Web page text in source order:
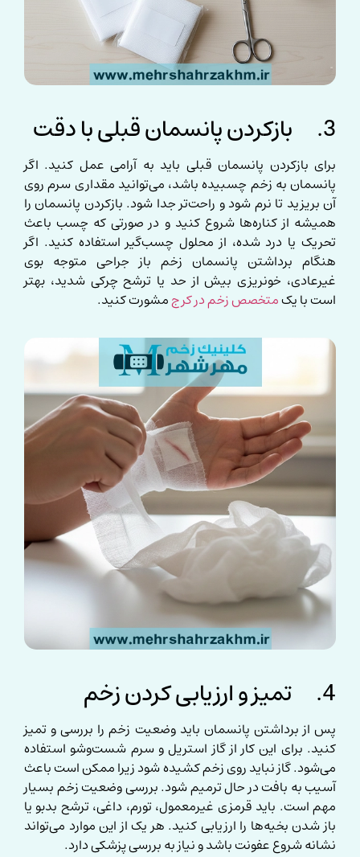
3. بازکردن پانسمان قبلی با دقت
برای بازکردن پانسمان قبلی باید به آرامی عمل کنید. اگر
پانسمان به زخم چسبیده باشد، می‌توانید مقداری سرم روی
آن بریزید تا نرم شود و راحت‌تر جدا شود. بازکردن پانسمان را
همیشه از کناره‌ها شروع کنید و در صورتی که چسب باعث
تحریک یا درد شده، از محلول چسب‌گیر استفاده کنید. اگر
هنگام برداشتن پانسمان زخم باز جراحی متوجه بوی
غیرعادی، خونریزی بیش از حد یا ترشح چرکی شدید، بهتر
است با یکمتخصص زخم در کرجمشورت کنید.
4. تمیز و ارزیابی کردن زخم
پس از برداشتن پانسمان باید وضعیت زخم را بررسی و تمیز
کنید. برای این کار از گاز استریل و سرم شست‌وشو استفاده
می‌شود. گاز نباید روی زخم کشیده شود زیرا ممکن است باعث
آسیب به بافت در حال ترمیم شود. بررسی وضعیت زخم بسیار
مهم است. باید قرمزی غیرمعمول، تورم، داغی، ترشح بدبو یا
باز شدن بخیه‌ها را ارزیابی کنید. هر یک از این موارد می‌تواند
نشانه شروع عفونت باشد و نیاز به بررسی پزشکی دارد.